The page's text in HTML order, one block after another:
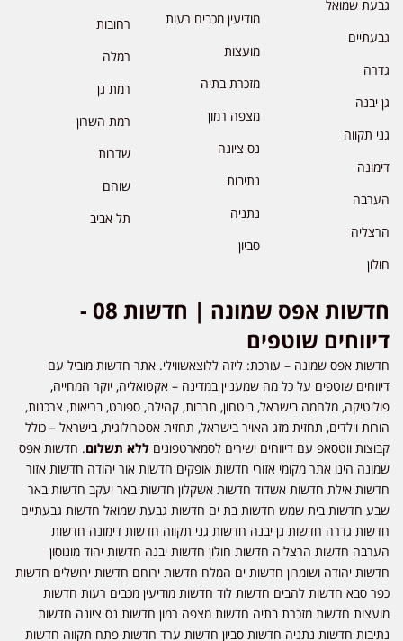
גבעת שמואל
גבעתיים
גדרה
גן יבנה
גני תקווה
דימונה
הערבה
הרצליה
חולון
מודיעין מכבים רעות
מועצות
מזכרת בתיה
מצפה רמון
נס ציונה
נתיבות
נתניה
סביון
רחובות
רמלה
רמת גן
רמת השרון
שדרות
שוהם
תל אביב
חדשות אפס שמונה | חדשות 08 -
דיווחים שוטפים
חדשות אפס שמונה – עורכת: ליזה ללוצאשווילי. אתר חדשות מוביל עם
דיווחים שוטפים על כל מה שמעניין במדינה – אקטואליה, יוקר המחייה,
פוליטיקה, מלחמה בישראל, ביטחון, תרבות, קהילה, ספורט, בריאות, צרכנות,
הורות וילדים, תחזית מזג האויר בישראל, תחזית אסטרולוגית, בישראל – כולל
קבוצות ווטסאפ עם דיווחים ישירים לסמארטפונים ללא תשלום. חדשות אפס
שמונה הינו אתר מקומי אזורי חדשות אופקים חדשות אור יהודה חדשות אזור
חדשות אילת חדשות אשדוד חדשות אשקלון חדשות באר יעקב חדשות באר
שבע חדשות בית שמש חדשות בת ים חדשות גבעת שמואל חדשות גבעתיים
חדשות גדרה חדשות גן יבנה חדשות גני תקווה חדשות דימונה חדשות
הערבה חדשות הרצליה חדשות חולון חדשות יבנה חדשות יהוד מונוסון
חדשות יהודה ושומרון חדשות ים המלח חדשות ירוחם חדשות ירושלים חדשות
כפר סבא חדשות להבים חדשות לוד חדשות מודיעין מכבים רעות חדשות
מועצות חדשות מזכרת בתיה חדשות מצפה רמון חדשות נס ציונה חדשות
נתיבות חדשות נתניה חדשות סביון חדשות ערד חדשות פתח תקווה חדשות